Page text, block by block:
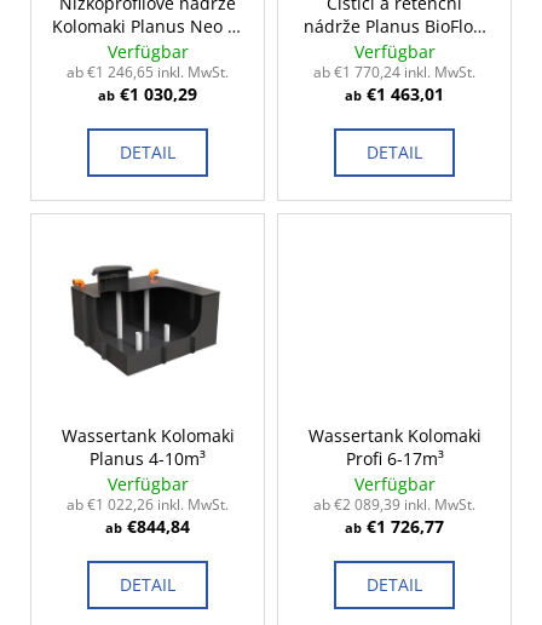
k
Kolomaki Planus Neo 2-
10m³
Verfügbar
ab €1 246,65 inkl. MwSt.
ab €1 030,29
DETAIL
nádrže Planus BioFlow
2-15m³
Verfügbar
ab €1 770,24 inkl. MwSt.
ab €1 463,01
DETAIL
Wassertank Kolomaki
Planus 4-10m³
Verfügbar
ab €1 022,26 inkl. MwSt.
ab €844,84
DETAIL
Wassertank Kolomaki
Profi 6-17m³
Verfügbar
ab €2 089,39 inkl. MwSt.
ab €1 726,77
DETAIL